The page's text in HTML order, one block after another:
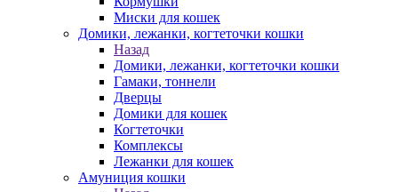
Миски для кошек
Домики, лежанки, когтеточки кошки
Назад
Домики, лежанки, когтеточки кошки
Гамаки, тоннели
Дверцы
Домики для кошек
Когтеточки
Комплексы
Лежанки для кошек
Амуниция кошки